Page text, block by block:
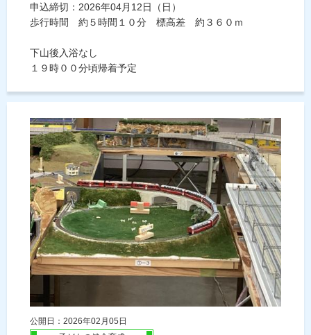
申込締切：2026年04月12日（日）
歩行時間 約５時間１０分 標高差 約３６０ｍ
下山後入浴なし
１９時００分頃帰着予定
公開日：2026年02月05日